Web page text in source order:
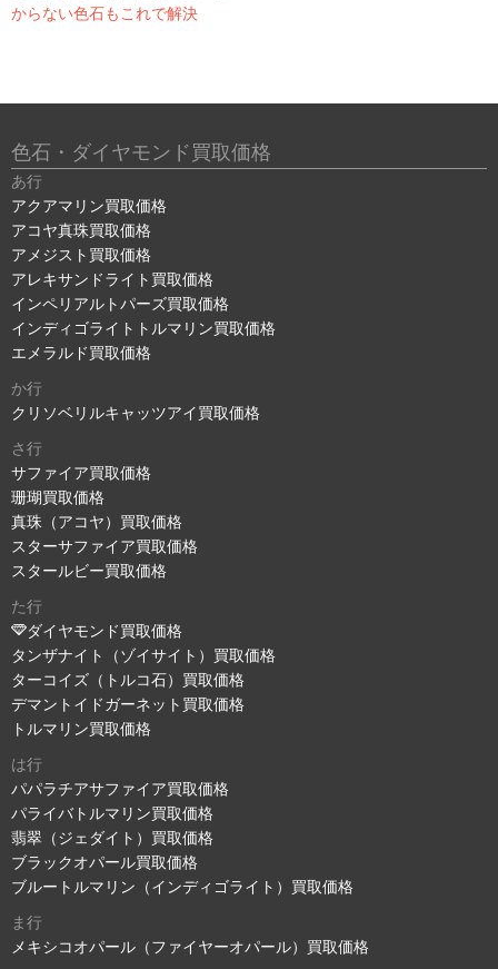
からない色石もこれで解決
色石・ダイヤモンド買取価格
あ行
アクアマリン買取価格
アコヤ真珠買取価格
アメジスト買取価格
アレキサンドライト買取価格
インペリアルトパーズ買取価格
インディゴライトトルマリン買取価格
エメラルド買取価格
か行
クリソベリルキャッツアイ買取価格
さ行
サファイア買取価格
珊瑚買取価格
真珠（アコヤ）買取価格
スターサファイア買取価格
スタールビー買取価格
た行
ダイヤモンド買取価格
タンザナイト（ゾイサイト）買取価格
ターコイズ（トルコ石）買取価格
デマントイドガーネット買取価格
トルマリン買取価格
は行
パパラチアサファイア買取価格
パライバトルマリン買取価格
翡翠（ジェダイト）買取価格
ブラックオパール買取価格
ブルートルマリン（インディゴライト）買取価格
ま行
メキシコオパール（ファイヤーオパール）買取価格